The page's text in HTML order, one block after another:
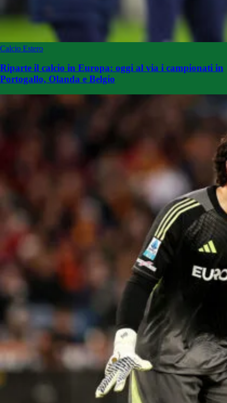
Calcio Estero
Riparte il calcio in Europa: oggi al via i campionati in
Portogallo, Olanda e Belgio